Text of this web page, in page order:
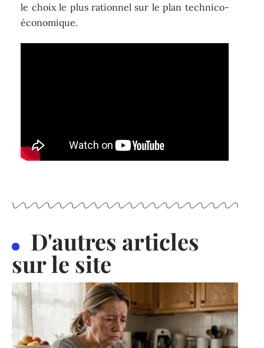
le choix le plus rationnel sur le plan technico-
économique.
D'autres articles
sur le site